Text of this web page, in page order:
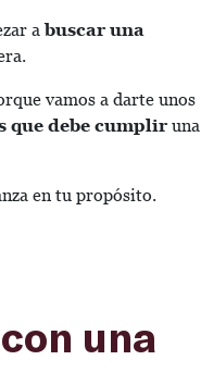
abuscar una
vamos a darte unos
que debe cumplir una
en tu propósito.
una